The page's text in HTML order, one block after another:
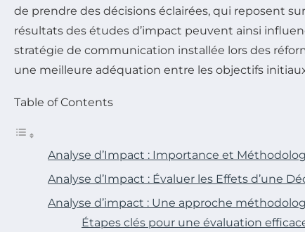
de prendre des décisions éclairées, qui reposent
résultats des études d’impact peuvent ainsi
stratégie de communication installée lors des
une meilleure adéquation entre les objectifs
Table of Contents
Analyse d’Impact : Importance et
Analyse d’Impact : Évaluer les Effets d’une
Analyse d’impact : Une approche
Étapes clés pour une évaluation